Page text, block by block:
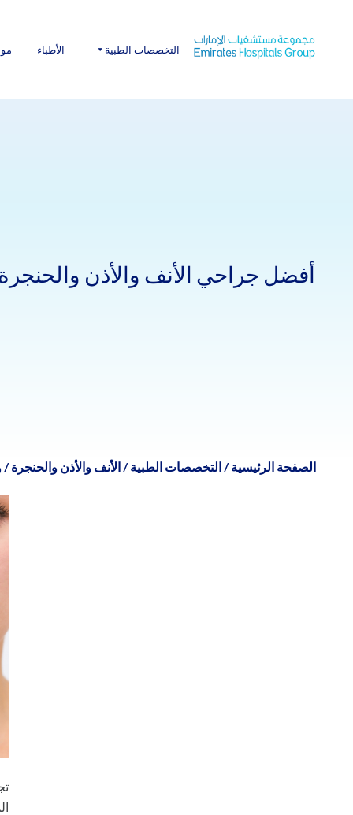
content
التخصصات الطبية الأطباء
أفضل جراحي الأنف والأذن
الصفحة الرئيسية /التخصصات الطبية /الأنف والأذن والحنجرة /